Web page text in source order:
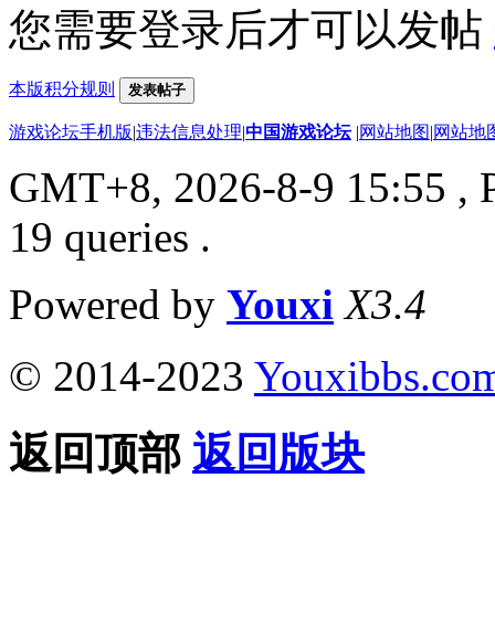
您需要登录后才可以发帖
本版积分规则 发表帖子
游戏论坛手机版|违法信息处理|中国游戏论坛 |网站地图|网站地
GMT+8, 2026-8-9 15:55 ,
19 queries .
Powered by Youxi X3.4
© 2014-2023
返回顶部 返回版块